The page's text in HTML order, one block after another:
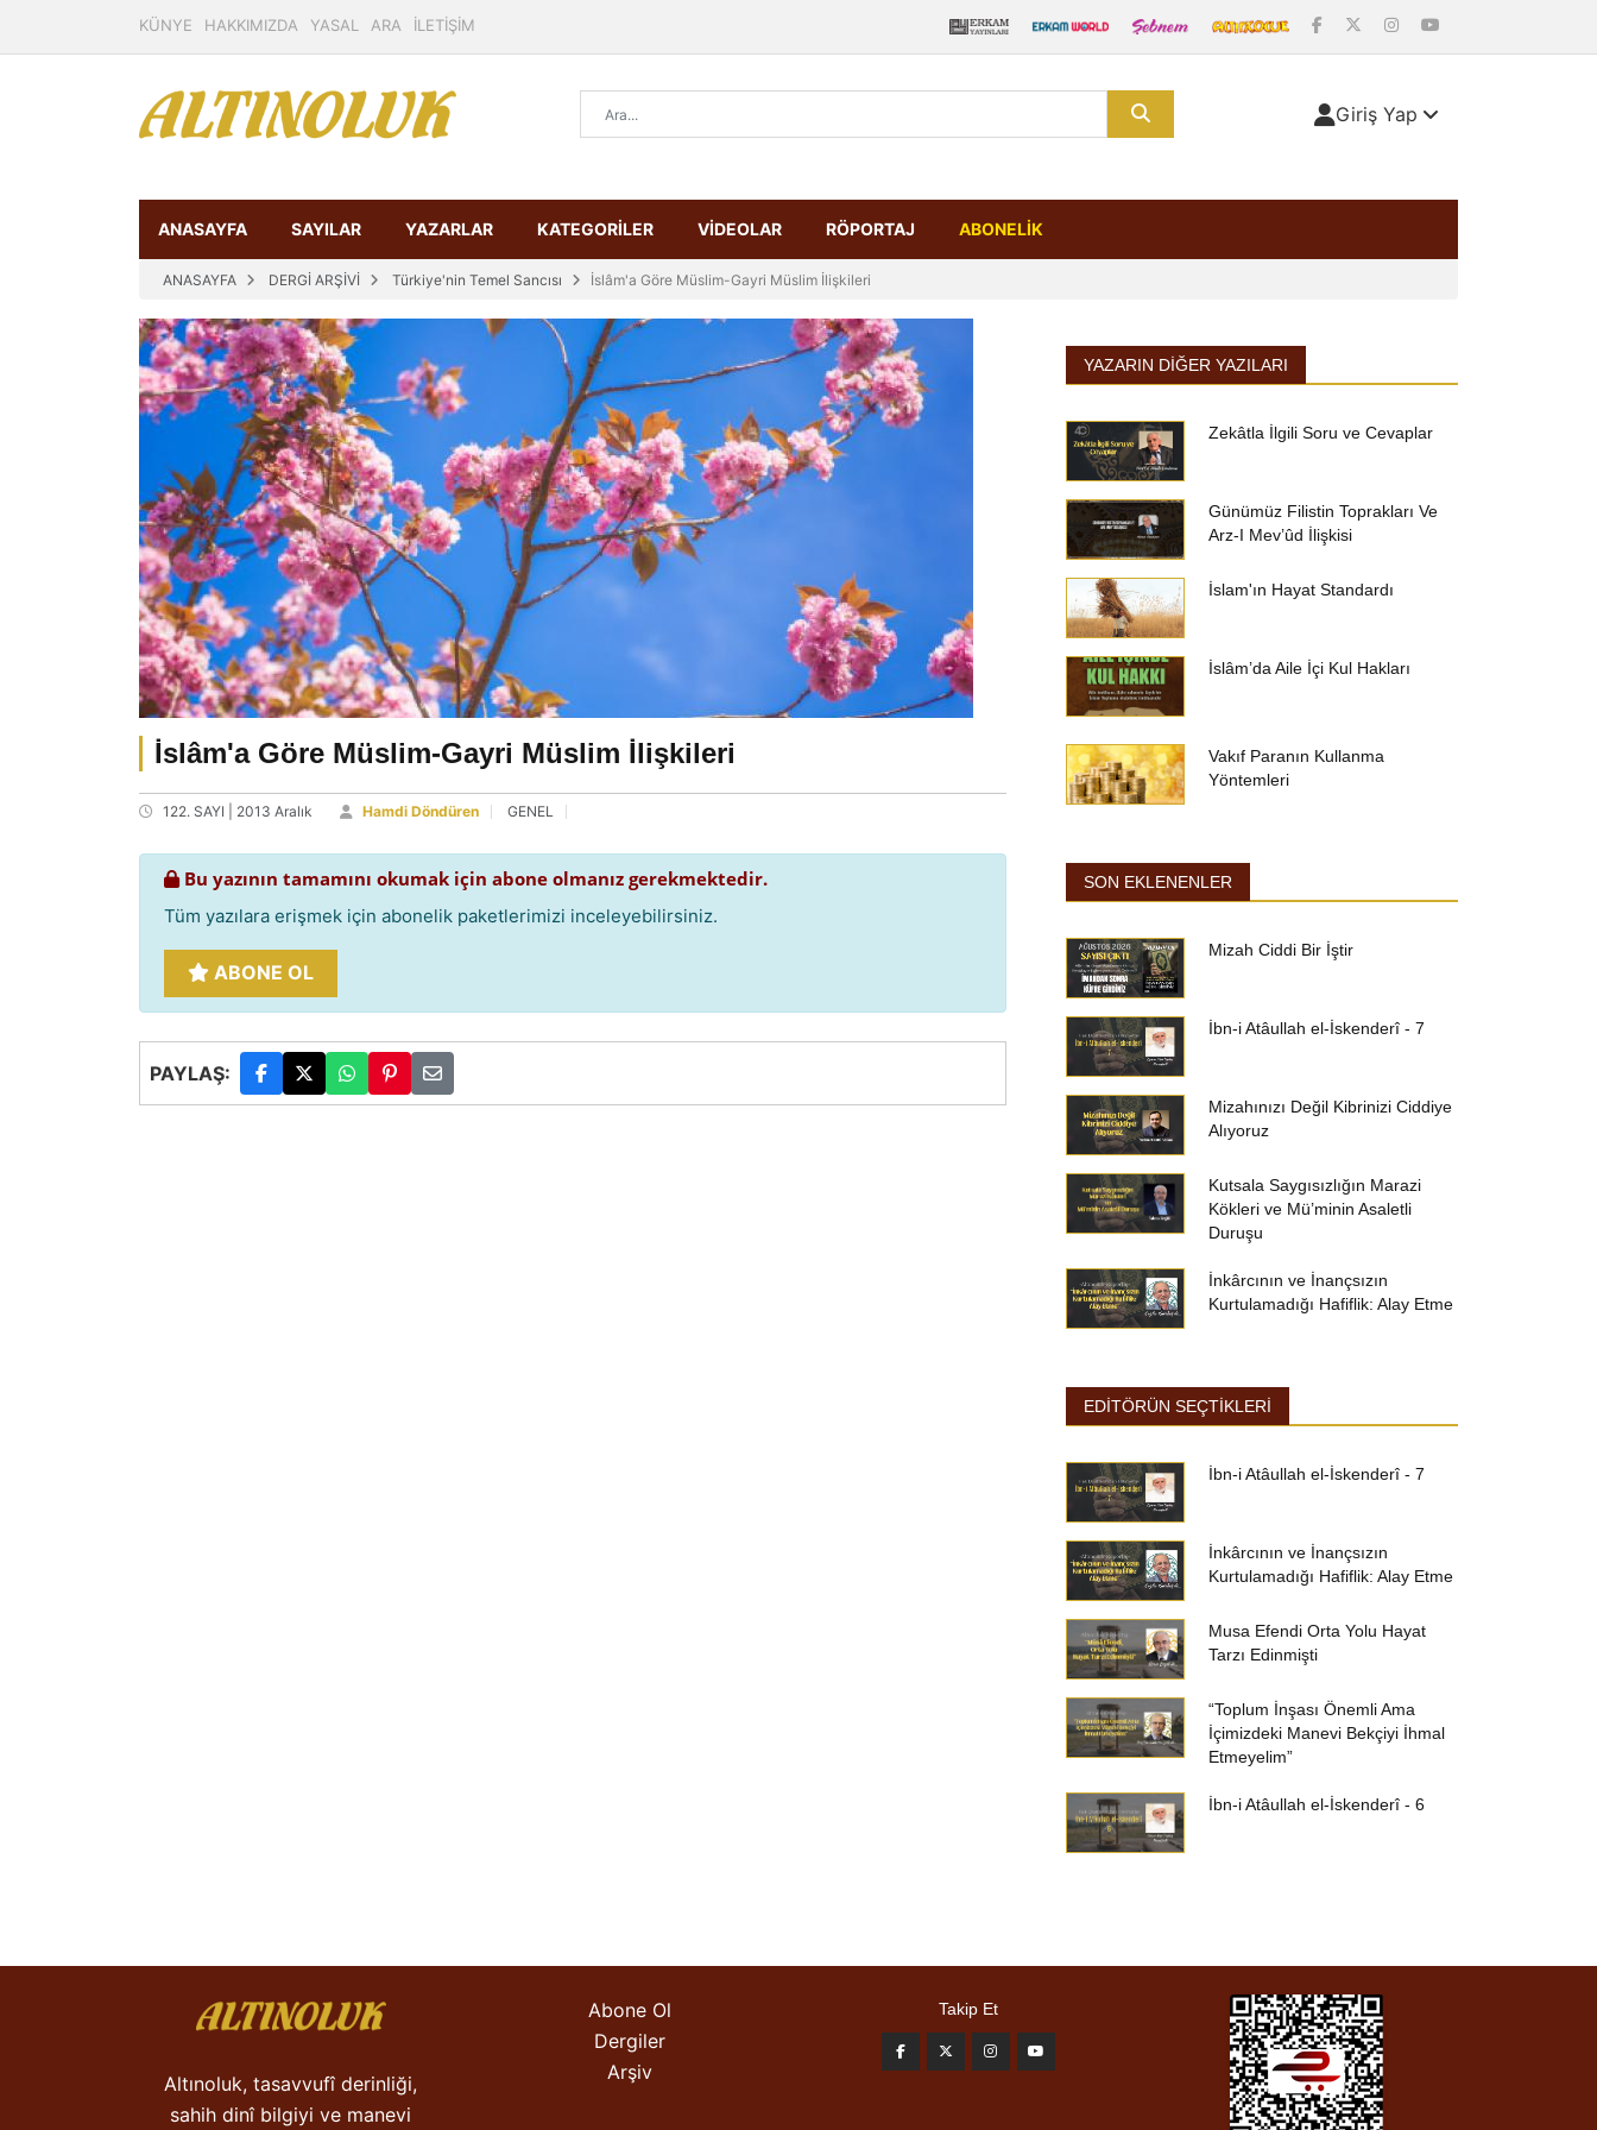
KÜNYE HAKKIMIZDA YASAL ARA İLETİŞİM
Giriş Yap
ANASAYFA SAYILAR YAZARLAR KATEGORİLER VİDEOLAR RÖPORTAJ ABONELİK
ANASAYFA DERGİ ARŞİVİ Türkiye'nin Temel Sancısı İslâm'a Göre Müslim-Gayri Müslim İlişkileri
İslâm'a Göre Müslim-Gayri Müslim İlişkileri
122. SAYI | 2013 Aralık Hamdi Döndüren GENEL
Bu yazının tamamını okumak için abone olmanız gerekmektedir.
Tüm yazılara erişmek için abonelik paketlerimizi inceleyebilirsiniz.
ABONE OL
PAYLAŞ:
YAZARIN DIĞER YAZILARI
Zekâtla İlgili Soru ve Cevaplar
Günümüz Filistin Toprakları Ve
Arz-I Mev’ûd İlişkisi
İslam'ın Hayat Standardı
İslâm’da Aile İçi Kul Hakları
Vakıf Paranın Kullanma
Yöntemleri
SON EKLENENLER
Mizah Ciddi Bir İştir
İbn-i Atâullah el-İskenderî - 7
Mizahınızı Değil Kibrinizi Ciddiye
Alıyoruz
Kutsala Saygısızlığın Marazi
Kökleri ve Mü’minin Asaletli
Duruşu
İnkârcının ve İnançsızın
Kurtulamadığı Hafiflik: Alay Etme
EDİTÖRÜN SEÇTİKLERİ
İbn-i Atâullah el-İskenderî - 7
İnkârcının ve İnançsızın
Kurtulamadığı Hafiflik: Alay Etme
Musa Efendi Orta Yolu Hayat
Tarzı Edinmişti
“Toplum İnşası Önemli Ama
İçimizdeki Manevi Bekçiyi İhmal
Etmeyelim”
İbn-i Atâullah el-İskenderî - 6
Altınoluk, tasavvufî derinliği,
sahih dinî bilgiyi ve manevi
Abone Ol
Dergiler
Arşiv
Takip Et